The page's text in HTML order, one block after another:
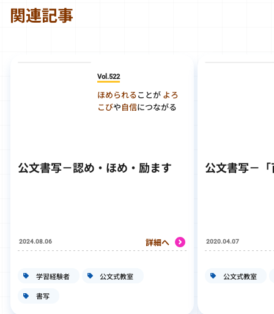
関連記事
Vol.522
ほめられることが よろ
こびや自信につながる
公文書写－認め・ほめ・励ます
2024.08.06 詳細へ
学習経験者 公文式教室
書写
公文書写－
2020.04.07
公文式教室